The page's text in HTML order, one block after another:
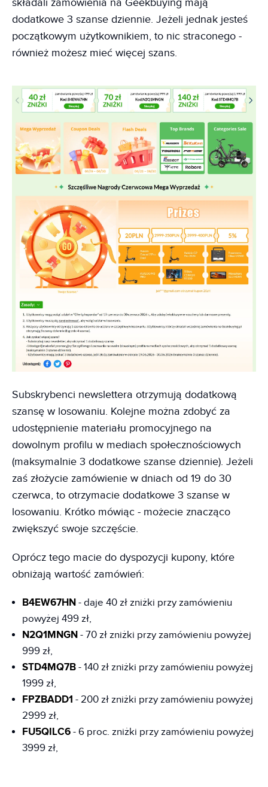
dodatkowe 3 szanse dziennie. Jeżeli jednak jesteś
początkowym użytkownikiem, to nic straconego -
również możesz mieć więcej szans.
Subskrybenci newslettera otrzymują dodatkową
szansę w losowaniu. Kolejne można zdobyć za
udostępnienie materiału promocyjnego na
dowolnym profilu w mediach społecznościowych
(maksymalnie 3 dodatkowe szanse dziennie). Jeżeli
zaś złożycie zamówienie w dniach od 19 do 30
czerwca, to otrzymacie dodatkowe 3 szanse w
losowaniu. Krótko mówiąc - możecie znacząco
zwiększyć swoje szczęście.
Oprócz tego macie do dyspozycji kupony, które
obniżają wartość zamówień:
B4EW67HN - daje 40 zł zniżki przy zamówieniu
powyżej 499 zł,
N2Q1MNGN - 70 zł zniżki przy zamówieniu powyżej
999 zł,
STD4MQ7B - 140 zł zniżki przy zamówieniu powyżej
1999 zł,
FPZBADD1 - 200 zł zniżki przy zamówieniu powyżej
2999 zł,
FU5QILC6 - 6 proc. zniżki przy zamówieniu powyżej
3999 zł,